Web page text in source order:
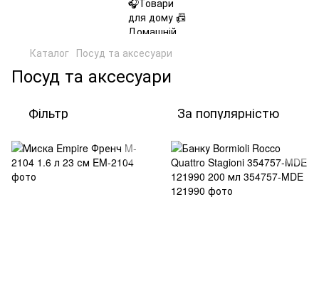
Каталог Посуд та аксесуари
Посуд та аксесуари
Фільтр За популярністю